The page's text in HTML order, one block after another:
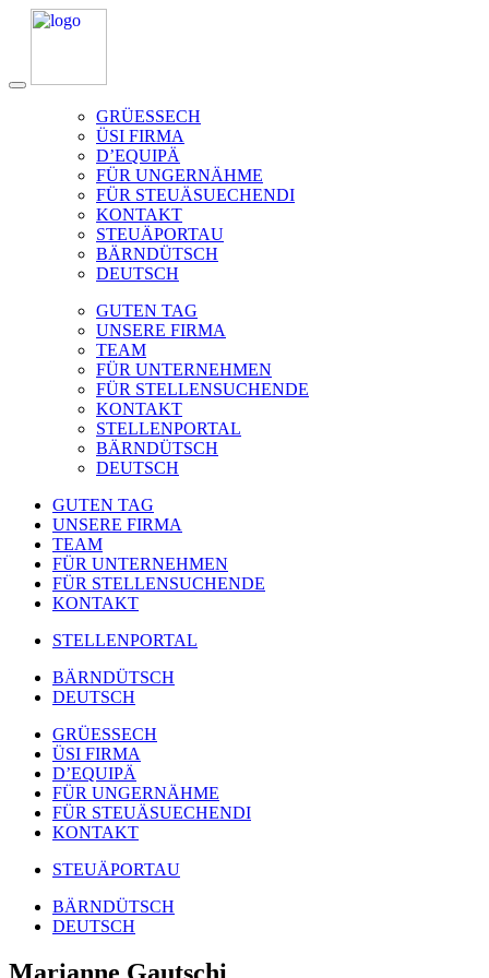
GRÜESSECH
ÜSI FIRMA
D’EQUIPÄ
FÜR UNGERNÄHME
FÜR STEUÄSUECHENDI
KONTAKT
STEUÄPORTAU
BÄRNDÜTSCH
DEUTSCH
GUTEN TAG
UNSERE FIRMA
TEAM
FÜR UNTERNEHMEN
FÜR STELLENSUCHENDE
KONTAKT
STELLENPORTAL
BÄRNDÜTSCH
DEUTSCH
GUTEN TAG
UNSERE FIRMA
TEAM
FÜR UNTERNEHMEN
FÜR STELLENSUCHENDE
KONTAKT
STELLENPORTAL
BÄRNDÜTSCH
DEUTSCH
GRÜESSECH
ÜSI FIRMA
D’EQUIPÄ
FÜR UNGERNÄHME
FÜR STEUÄSUECHENDI
KONTAKT
STEUÄPORTAU
BÄRNDÜTSCH
DEUTSCH